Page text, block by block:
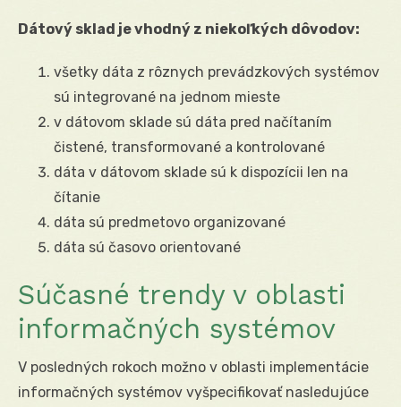
Dátový sklad je vhodný z niekoľkých dôvodov:
všetky dáta z rôznych prevádzkových systémov
sú integrované na jednom mieste
v dátovom sklade sú dáta pred načítaním
čistené, transformované a kontrolované
dáta v dátovom sklade sú k dispozícii len na
čítanie
dáta sú predmetovo organizované
dáta sú časovo orientované
Súčasné trendy v oblasti
informačných systémov
V posledných rokoch možno v oblasti implementácie
informačných systémov vyšpecifikovať nasledujúce